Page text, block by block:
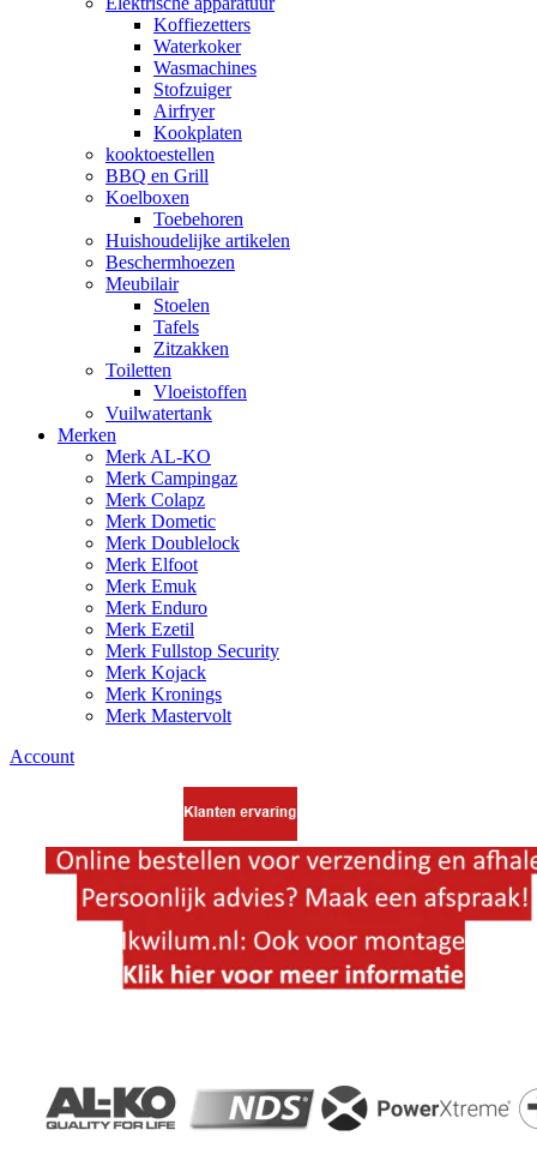
Koffiezetters
Waterkoker
Wasmachines
Stofzuiger
Airfryer
Kookplaten
kooktoestellen
BBQ en Grill
Koelboxen
Toebehoren
Huishoudelijke artikelen
Beschermhoezen
Meubilair
Stoelen
Tafels
Zitzakken
Toiletten
Vloeistoffen
Vuilwatertank
Merken
Merk AL-KO
Merk Campingaz
Merk Colapz
Merk Dometic
Merk Doublelock
Merk Elfoot
Merk Emuk
Merk Enduro
Merk Ezetil
Merk Fullstop Security
Merk Kojack
Merk Kronings
Merk Mastervolt
Account